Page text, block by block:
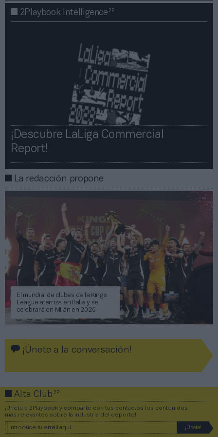
2Playbook Intelligence2P
¡Descubre LaLiga Commercial
Report!​​
La redacción propone
El mundial de clubes de la Kings
League aterriza en Italia y se
celebrará en Milán en 2026
¡Únete a la conversación!
Alta Club2P
¡Únete a 2Playbook y comparte con tus contactos los contenidos
más relevantes sobre la industria del deporte!